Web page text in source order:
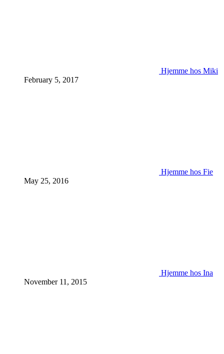
Hjemme hos Miki
February 5, 2017
Hjemme hos Fie
May 25, 2016
Hjemme hos Ina
November 11, 2015